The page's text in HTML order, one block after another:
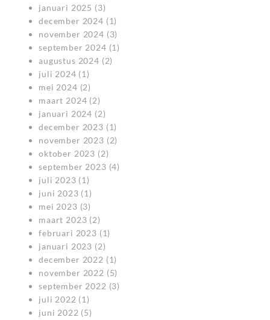
januari 2025 (3)
december 2024 (1)
november 2024 (3)
september 2024 (1)
augustus 2024 (2)
juli 2024 (1)
mei 2024 (2)
maart 2024 (2)
januari 2024 (2)
december 2023 (1)
november 2023 (2)
oktober 2023 (2)
september 2023 (4)
juli 2023 (1)
juni 2023 (1)
mei 2023 (3)
maart 2023 (2)
februari 2023 (1)
januari 2023 (2)
december 2022 (1)
november 2022 (5)
september 2022 (3)
juli 2022 (1)
juni 2022 (5)